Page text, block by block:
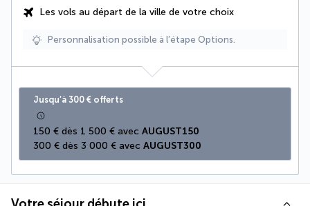
Les vols au départ de la ville de votre choix
Personnalisation possible à l’étape Options.
Jusqu’à 300 € offerts
150 € dès 1 500 € avec AUGUST150
300 € dès 3 000 € avec AUGUST300